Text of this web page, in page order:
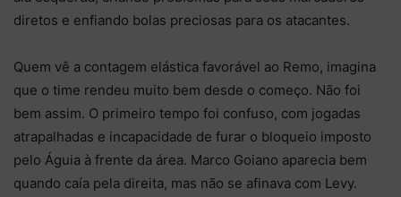
diretos e enfiando bolas preciosas para os atacantes.
Quem vê a contagem elástica favorável ao Remo, imagina
que o time rendeu muito bem desde o começo. Não foi
bem assim. O primeiro tempo foi confuso, com jogadas
atrapalhadas e incapacidade de furar o bloqueio imposto
pelo Águia à frente da área. Marco Goiano aparecia bem
quando caía pela direita, mas não se afinava com Levy.